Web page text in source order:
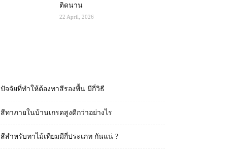
ติดนาน
22 April, 2026
ปัจจัยที่ทำให้ต้องทาสีรองพื้น มีกี่วิธี
สีทาภายในบ้านเกรดสูงดีกว่าอย่างไร
สีสำหรับทาไม้เทียมมีกี่ประเภท กันแน่ ?